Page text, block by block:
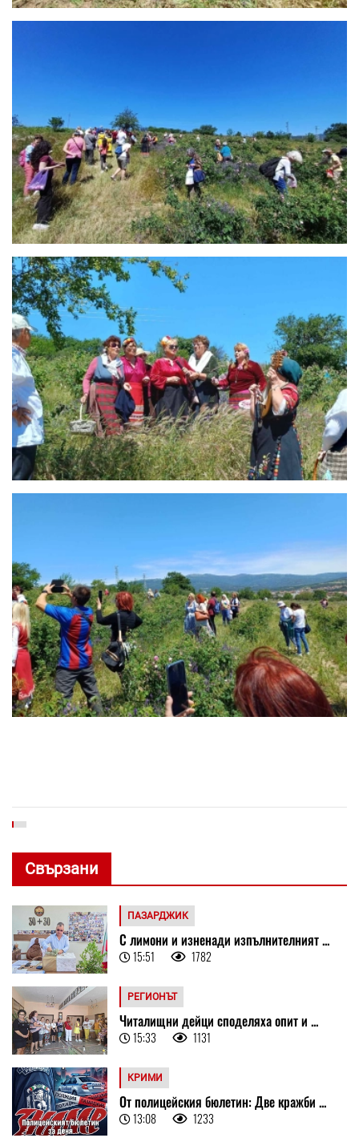
Свързани
ПАЗАРДЖИК
С лимони и изненади изпълнителният ...
15:51 1782
РЕГИОНЪТ
Читалищни дейци споделяха опит и ...
15:33 1131
КРИМИ
От полицейския бюлетин: Две кражби ...
13:08 1233